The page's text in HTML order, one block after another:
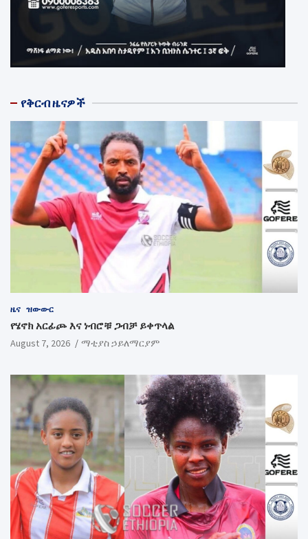
የቅርብ ዜናዎች
ዜና ዝውውር
የሄኖክ አርፊጮ እና ነብሮቹ ጋብቻ ይቀጥላል
August 7, 2026 ማቲያስ ኃይለማርያም